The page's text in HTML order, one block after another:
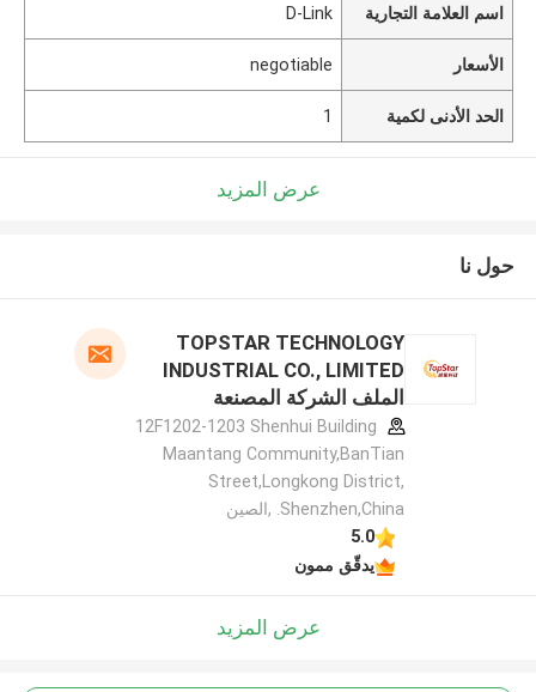
اسم العلامة التجارية D-Link
الأسعار negotiable
الحد الأدنى لكمية 1
عرض المزيد
حول نا
TOPSTAR TECHNOLOGY
INDUSTRIAL CO., LIMITED
الملف الشركة المصنعة
12F1202-1203 Shenhui Building
Maantang Community,BanTian
Street,Longkong District,
Shenzhen,China. ,الصين
5.0
يدقّق ممون
عرض المزيد